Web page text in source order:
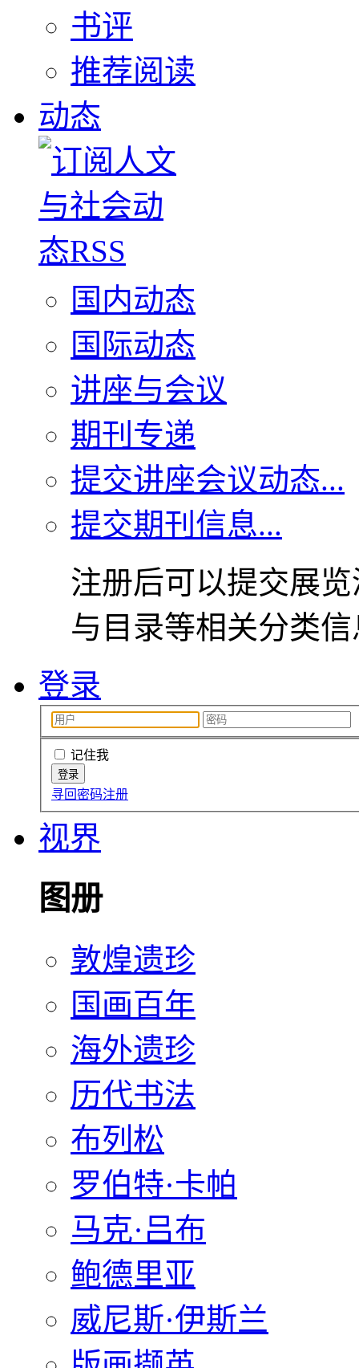
书评
推荐阅读
动态
国内动态
国际动态
讲座与会议
期刊专递
提交讲座会议动态...
提交期刊信息...
注册后可以提交展
与目录等相关分类
登录
记住我
寻回密码注册
视界
图册
敦煌遗珍
国画百年
海外遗珍
历代书法
布列松
罗伯特·卡帕
马克·吕布
鲍德里亚
威尼斯·伊斯兰